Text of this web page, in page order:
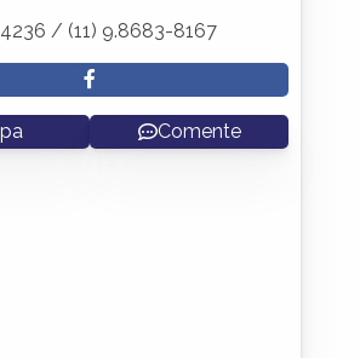
4236 / (11) 9.8683-8167
Comente